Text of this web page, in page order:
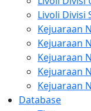
Livoli Divisi
Kejuaraan
Kejuaraan
Kejuaraan
Kejuaraan
Kejuaraan
Database